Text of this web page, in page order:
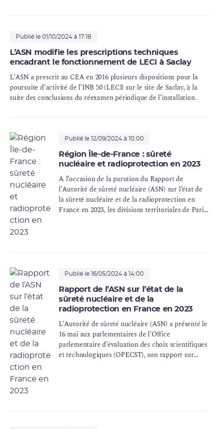
Publié le 01/10/2024 à 17:18
L’ASN modifie les prescriptions techniques
encadrant le fonctionnement de LECI à Saclay
L’ASN a prescrit au CEA en 2016 plusieurs dispositions pour la
poursuite d’activité de l’INB 50 (LECI) sur le site de Saclay, à la
suite des conclusions du réexamen périodique de l’installation.
Publié le 12/09/2024 à 10:00
Région Île-de-France : sûreté
nucléaire et radioprotection en 2023
A l’occasion de la parution du Rapport de
l’Autorité de sûreté nucléaire (ASN) sur l’état de
la sûreté nucléaire et de la radioprotection en
France en 2023, les divisions territoriales de Paris
Publié le 16/05/2024 à 14:00
Rapport de l’ASN sur l’état de la
sûreté nucléaire et de la
radioprotection en France en 2023
L’Autorité de sûreté nucléaire (ASN) a présenté le
16 mai aux parlementaires de l’Office
parlementaire d’évaluation des choix scientifiques
et technologiques (OPECST), son rapport sur